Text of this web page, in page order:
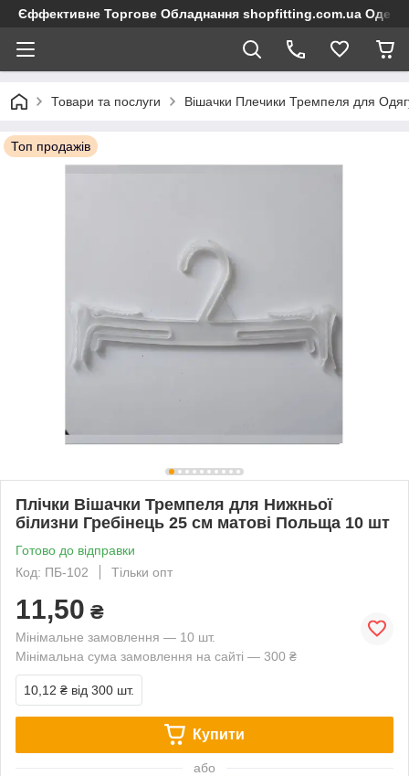
Єффективне Торгове Обладнання shopfitting.com.ua Одеса
Товари та послуги Вішачки Плечики Тремпеля для
Топ продажів
Плічки Вішачки Тремпеля для Нижньої
білизни Гребінець 25 см матові Польща 10 шт
Готово до відправки
Код: ПБ-102
Тільки опт
11,50 ₴
Мінімальне замовлення — 10 шт.
Мінімальна сума замовлення на сайті — 300 ₴
10,12 ₴ від 300 шт.
Купити
або